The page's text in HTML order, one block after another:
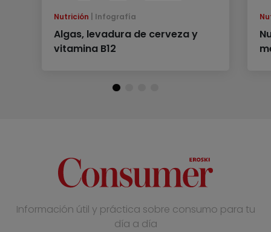
Nutrición Infografía
Algas, levadura de cerveza y
vitamina B12
Información útil y práctica sobre consumo para tu
día a día